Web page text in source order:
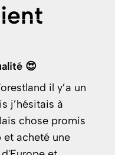
il y’a un
à
promis
une